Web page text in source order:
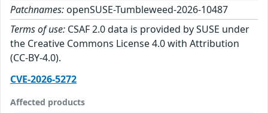
Patchnames: openSUSE-Tumbleweed-2026-10487
Terms of use: CSAF 2.0 data is provided by SUSE under
the Creative Commons License 4.0 with Attribution
(CC-BY-4.0).
CVE-2026-5272
Affected products